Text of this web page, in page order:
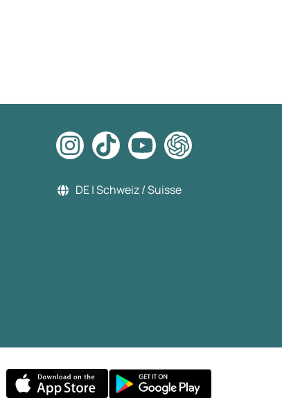
DE | Schweiz / Suisse